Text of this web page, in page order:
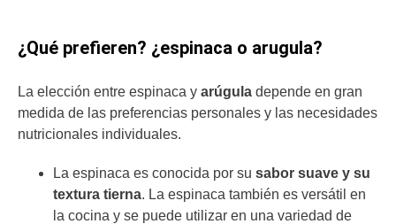
¿Qué prefieren? ¿espinaca o arugula?
La elección entre espinaca y arúgula depende en gran
medida de las preferencias personales y las necesidades
nutricionales individuales.
La espinaca es conocida por su sabor suave y su
textura tierna. La espinaca también es versátil en
la cocina y se puede utilizar en una variedad de